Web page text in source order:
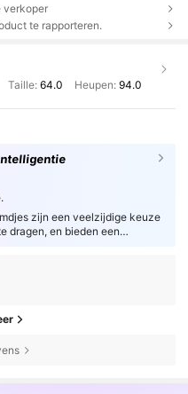
verkoper
te rapporteren.
Taille: 64.0 Heupen: 94.0
zijn een veelzijdige keuze
dragen, en bieden een